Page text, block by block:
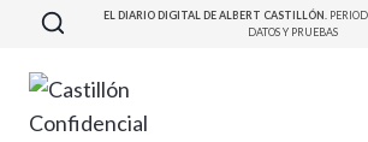
Saltar
contenido
EL DIARIO DIGITAL DE ALBERT CASTILLÓN.
DATOS Y PRUEBAS